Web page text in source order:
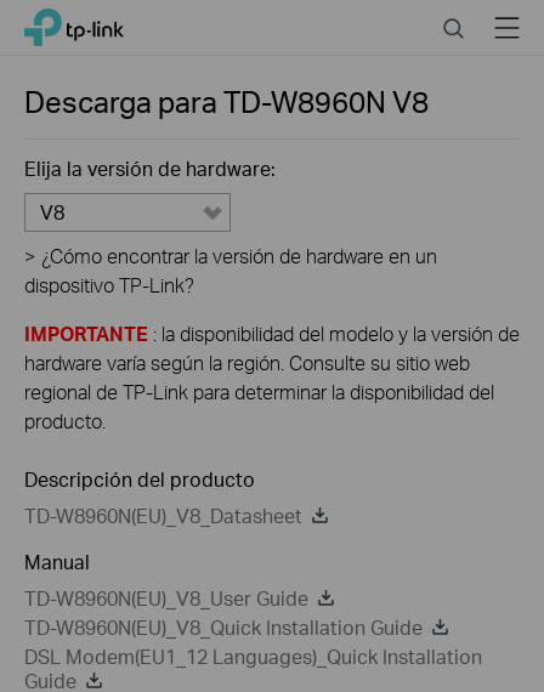
Click
navigation
TP-Link, Reliably Smart SearchMenu
Descarga paraTD-W8960N V8
Elija la versión de hardware:
V8
> ¿Cómo encontrar la versión de hardware en un
dispositivo TP-Link?
IMPORTANTE : la disponibilidad del modelo y la versión de
hardware varía según la región. Consulte su sitio web
regional de TP-Link para determinar la disponibilidad del
producto.
Descripción del producto
TD-W8960N(EU)_V8_Datasheet
Manual
TD-W8960N(EU)_V8_User Guide
TD-W8960N(EU)_V8_Quick Installation Guide
DSL Modem(EU1_12 Languages)_Quick Installation
Guide